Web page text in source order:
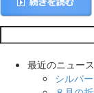
最近のニュース
シルバ